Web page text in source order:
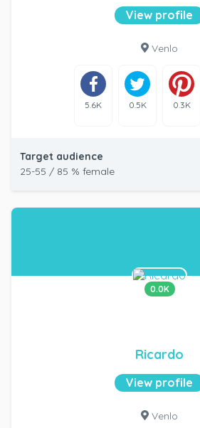
View profile
Venlo
5.6K 0.5K 0.3K
Target audience
25-55 / 85 % female
0.0K
Ricardo
View profile
Venlo